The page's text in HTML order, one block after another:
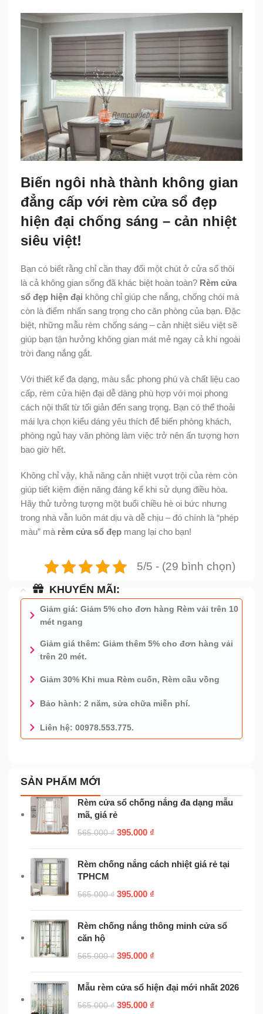
Biến ngôi nhà thành không gian
đẳng cấp với rèm cửa sổ đẹp
hiện đại chống sáng – cản nhiệt
siêu việt!
Bạn có biết rằng chỉ cần thay đổi một chút ở cửa sổ thôi
là cả không gian sống đã khác biệt hoàn toàn? Rèm cửa
sổ đẹp hiện đại không chỉ giúp che nắng, chống chói mà
còn là điểm nhấn sang trọng cho căn phòng của bạn. Đặc
biệt, những mẫu rèm chống sáng – cản nhiệt siêu việt sẽ
giúp bạn tận hưởng không gian mát mẻ ngay cả khi ngoài
trời đang nắng gắt.
Với thiết kế đa dạng, màu sắc phong phú và chất liệu cao
cấp, rèm cửa hiện đại dễ dàng phù hợp với mọi phong
cách nội thất từ tối giản đến sang trọng. Bạn có thể thoải
mái lựa chọn kiểu dáng yêu thích để biến phòng khách,
phòng ngủ hay văn phòng làm việc trở nên ấn tượng hơn
bao giờ hết.
Không chỉ vậy, khả năng cản nhiệt vượt trội của rèm còn
giúp tiết kiệm điện năng đáng kể khi sử dụng điều hòa.
Hãy thử tưởng tượng một buổi chiều hè oi bức nhưng
trong nhà vẫn luôn mát dịu và dễ chịu – đó chính là “phép
màu” mà rèm cửa sổ đẹp mang lại cho bạn!
5/5 - (29 bình chọn)
KHUYẾN MÃI:
Giảm giá: Giảm 5% cho đơn hàng Rèm vải trên 10
mét ngang
Giảm giá thêm: Giảm thêm 5% cho đơn hàng vải
trên 20 mét.
Giảm 30% Khi mua Rèm cuốn, Rèm cầu vồng
Bảo hành: 2 năm, sửa chữa miễn phí.
Liên hệ: 00978.553.775.
0978.553.775 - TƯ VẤN MIỄN PHÍ
SẢN PHẨM MỚI
Rèm cửa sổ chống nắng đa dạng mẫu
mã, giá rẻ
565.000₫ 395.000 ₫
Rèm chống nắng cách nhiệt giá rẻ tại
TPHCM
565.000₫ 395.000 ₫
Rèm chống nắng thông minh cửa sổ
căn hộ
565.000₫ 395.000 ₫
Mẫu rèm cửa sổ hiện đại mới nhất 2026
565.000₫ 395.000 ₫